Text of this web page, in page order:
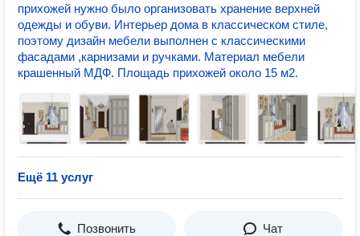
прихожей нужно было организовать хранение верхней
одежды и обуви. Интерьер дома в классическом стиле,
поэтому дизайн мебели выполнен с классическими
фасадами ,карнизами и ручками. Материал мебели
крашенный МДФ. Площадь прихожей около 15 м2.
Ещё 11 услуг
Позвонить Чат